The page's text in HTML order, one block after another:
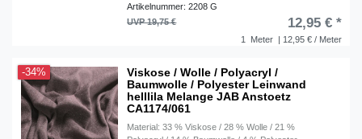
Artikelnummer: 2208 G
1 Meter | 12,95 € / Meter
UVP 19,75 € 12,95 € *
-34%
Viskose / Wolle / Polyacryl /
Baumwolle / Polyester Leinwand
helllila Melange JAB Anstoetz
CA1174/061
Material: 33 % Viskose / 28 % Wolle / 21 %